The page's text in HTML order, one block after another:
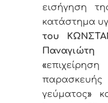
εισήγηση
κατάστημα
του
Παναγιώτη
«
γεύματος»